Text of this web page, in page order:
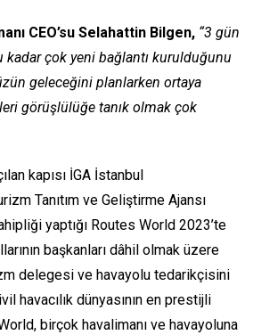
CEO’su Selahattin Bilgen, “3 gün
kadar çok yeni bağlantı kurulduğunu
geleceğini planlarken ortaya
görüşlülüğe tanık olmak çok
kapısı İGA İstanbul
Tanıtım ve Geliştirme Ajansı
yaptığı Routes World 2023’te
başkanları dâhil olmak üzere
delegesi ve havayolu tedarikçisini
havacılık dünyasının en prestijli
birçok havalimanı ve havayoluna